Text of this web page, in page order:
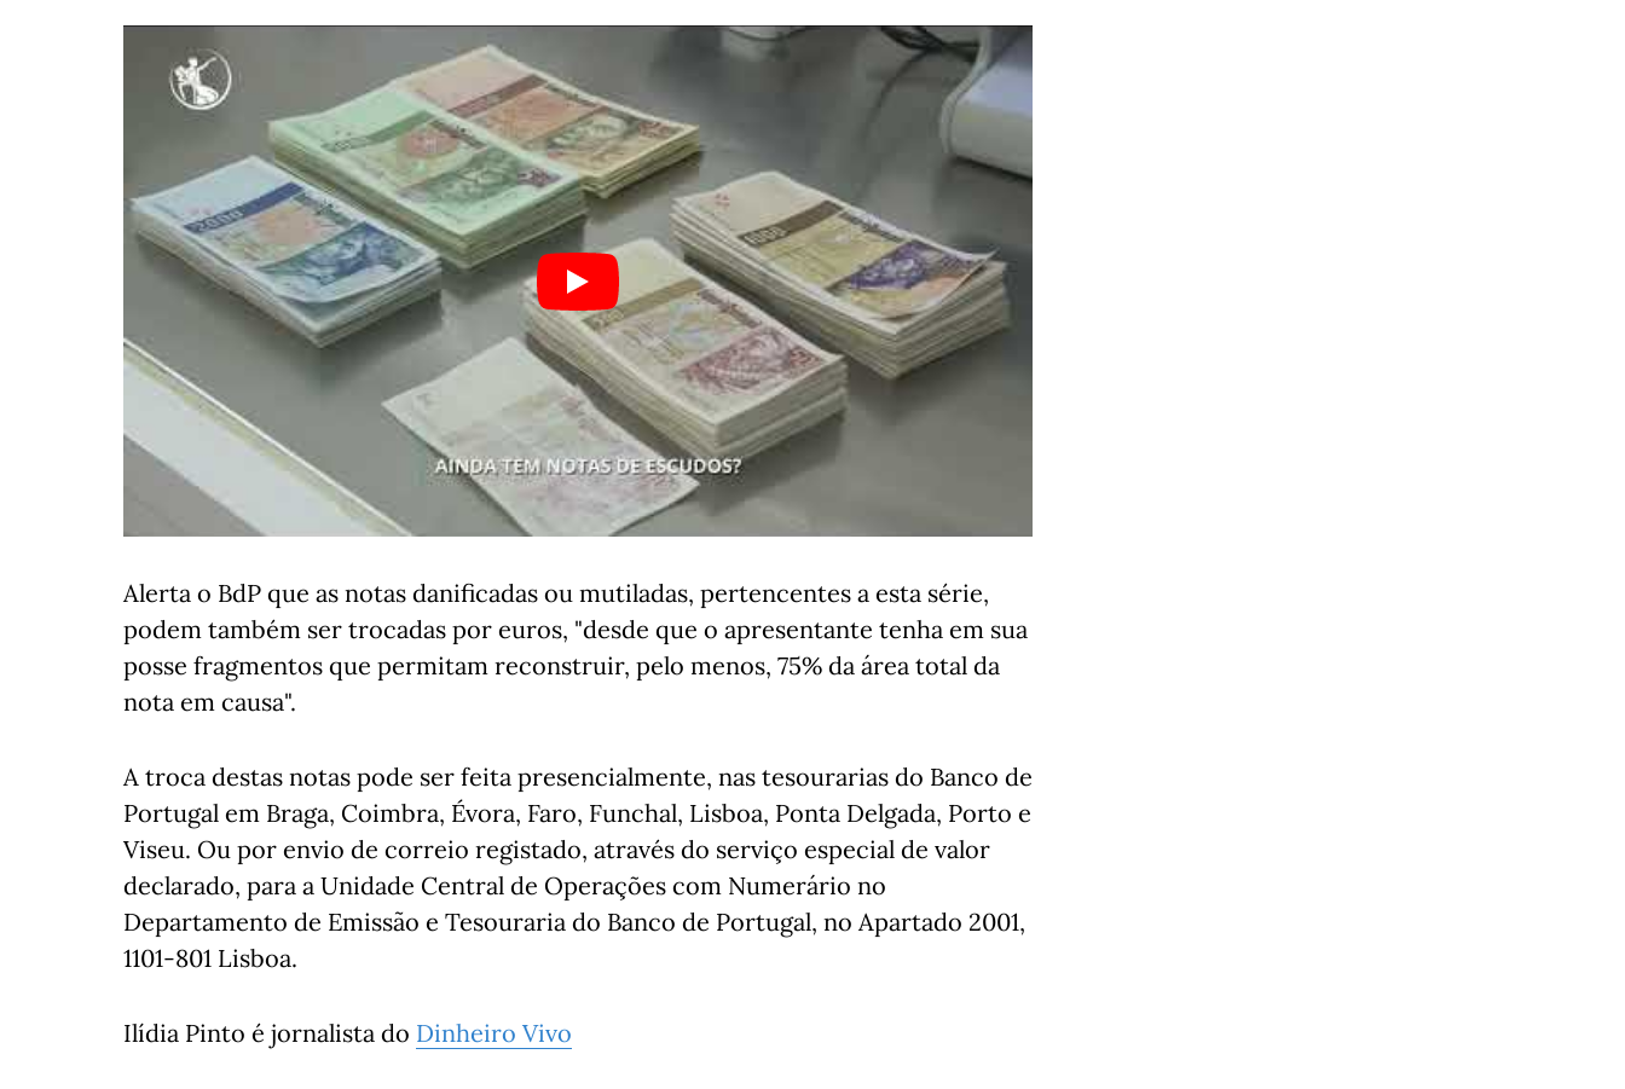
Alerta o BdP que as notas danificadas ou mutiladas, pertencentes a esta série,
podem também ser trocadas por euros, "desde que o apresentante tenha em sua
posse fragmentos que permitam reconstruir, pelo menos, 75% da área total da
nota em causa".
A troca destas notas pode ser feita presencialmente, nas tesourarias do Banco de
Portugal em Braga, Coimbra, Évora, Faro, Funchal, Lisboa, Ponta Delgada, Porto e
Viseu. Ou por envio de correio registado, através do serviço especial de valor
declarado, para a Unidade Central de Operações com Numerário no
Departamento de Emissão e Tesouraria do Banco de Portugal, no Apartado 2001,
1101-801 Lisboa.
Ilídia Pinto é jornalista do Dinheiro Vivo